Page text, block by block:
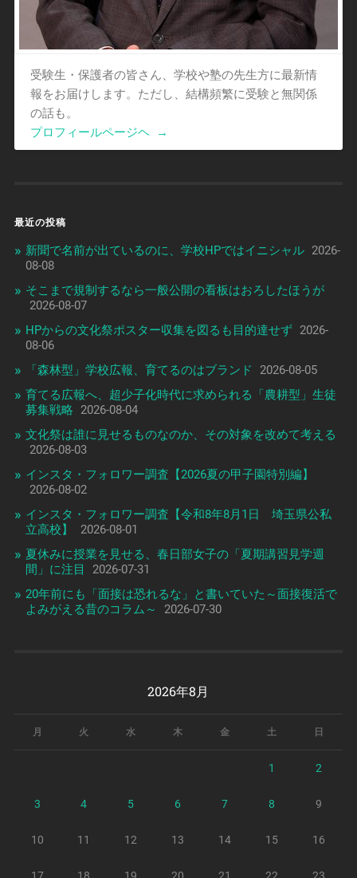
受験生・保護者の皆さん、学校や塾の先生方に最新情
報をお届けします。ただし、結構頻繁に受験と無関係
の話も。
プロフィールページヘ
→
最近の投稿
新聞で名前が出ているのに、学校HPではイニシャル 2026-
08-08
そこまで規制するなら一般公開の看板はおろしたほうが
2026-08-07
HPからの文化祭ポスター収集を図るも目的達せず 2026-
08-06
「森林型」学校広報、育てるのはブランド
2026-08-05
育てる広報へ、超少子化時代に求められる「農耕型」生徒
募集戦略
2026-08-04
文化祭は誰に見せるものなのか、その対象を改めて考える
2026-08-03
インスタ・フォロワー調査【2026夏の甲子園特別編】
2026-08-02
インスタ・フォロワー調査【令和8年8月1日 埼玉県公私
立高校】
2026-08-01
夏休みに授業を見せる、春日部女子の「夏期講習見学週
間」に注目
2026-07-31
20年前にも「面接は恐れるな」と書いていた～面接復活で
よみがえる昔のコラム～
2026-07-30
2026年8月
月 火 水 木 金 土 日
1 2
3 4 5 6 7 8 9
10 11 12 13 14 15 16
17 18 19 20 21 22 23